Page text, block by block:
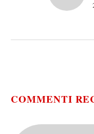
COMMENTI